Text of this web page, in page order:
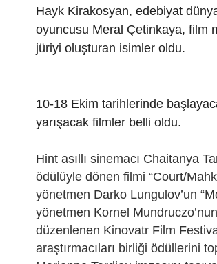
Hayk Kirakosyan, edebiyat
oyuncusu Meral Çetinkaya, film
jüriyi oluşturan isimler oldu.
10-18 Ekim tarihlerinde
yarışacak filmler belli oldu.
Hint asıllı sinemacı Chaitanya
ödülüyle dönen filmi “Court/
yönetmen Darko Lungulov’un
yönetmen Kornel
düzenlenen Kinovatr Film
araştırmacıları birliği ödüllerini